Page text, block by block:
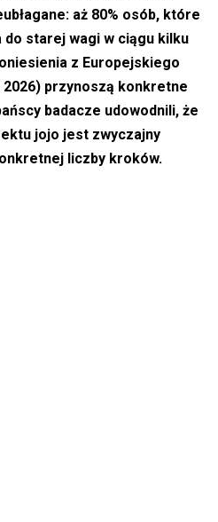
aż 80% osób, które
do starej wagi w ciągu kilku
z Europejskiego
2026) przynoszą konkretne
badacze udowodnili, że
jojo jest zwyczajny
liczby kroków.